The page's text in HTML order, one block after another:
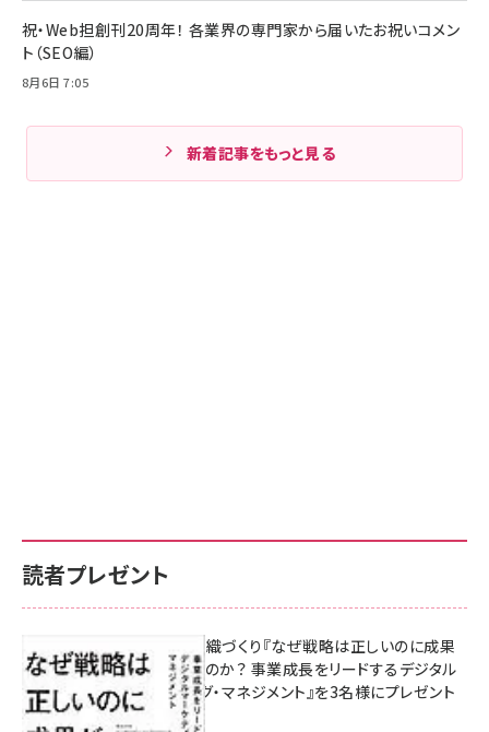
祝・Web担創刊20周年！ 各業界の専門家から届いたお祝いコメン
ト（SEO編）
8月6日 7:05
新着記事をもっと見る
読者プレゼント
成果を生む組織づくり『なぜ戦略は正しいのに成果
があがらないのか？ 事業成長をリードするデジタル
マーケティング・マネジメント』を3名様にプレゼント
8月7日 10:00